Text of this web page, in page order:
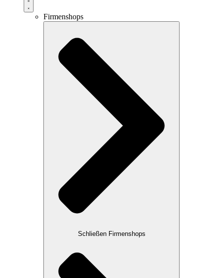
Firmenshops
Schließen Firmenshops